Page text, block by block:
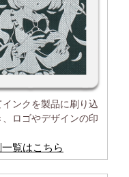
ンクを製品に刷り込
ロゴやデザインの印
覧はこちら